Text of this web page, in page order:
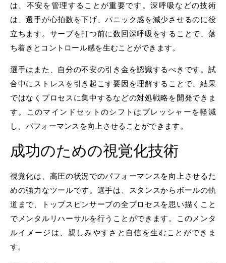
は、不安を管理することが重要です。深呼吸などの技術
は、選手が心拍数を下げ、パニック感を減少させるのに役
立ちます。サーブを打つ前に数回深呼吸をすることで、落
ち着きとコントロール感を生むことができます。
選手はまた、自分の不安の引き金を認識するべきです。試
合中にストレスを引き起こす要因を理解することで、結果
ではなくプロセスに集中するなどの対処戦略を開発できま
す。このマインドセットのシフトはプレッシャーを軽減
し、パフォーマンスを向上させることができます。
成功のための視覚化技術
視覚化は、高圧の状況でのパフォーマンスを向上させるた
めの強力なツールです。選手は、スタンスからボールの軌
道まで、トップスピンサーブの全プロセスを思い描くこと
でメンタルリハーサルを行うことができます。このメンタ
ルイメージは、親しみやすさと自信を生むことができま
す。